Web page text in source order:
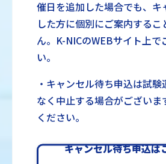
催日を追加した場合でも、キ
した方に個別にご案内する
ん。K-NICのWEBサイト上で
い。
・キャンセル待ち申込は試
なく中止する場合がございま
ください。
キャンセル待ち申込